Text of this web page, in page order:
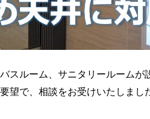
スルーム、 サニタリールームが
望で、相談をお受けいたしまし